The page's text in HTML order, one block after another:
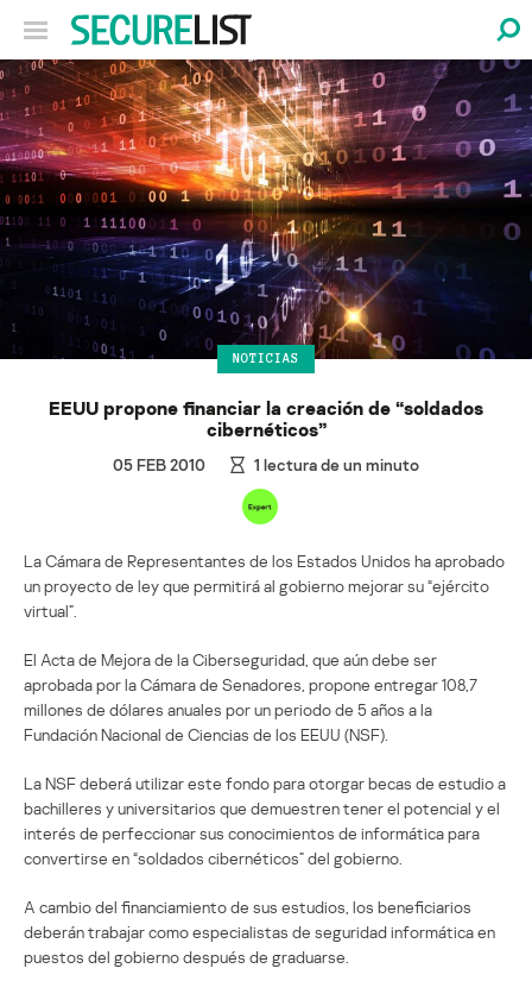
NOTICIAS
EEUU propone financiar la creación de “soldados
cibernéticos”
05 FEB 2010 1 lectura de un minuto
La Cámara de Representantes de los Estados Unidos ha aprobado
un proyecto de ley que permitirá al gobierno mejorar su “ejército
virtual”.
El Acta de Mejora de la Ciberseguridad, que aún debe ser
aprobada por la Cámara de Senadores, propone entregar 108,7
millones de dólares anuales por un periodo de 5 años a la
Fundación Nacional de Ciencias de los EEUU (NSF).
La NSF deberá utilizar este fondo para otorgar becas de estudio a
bachilleres y universitarios que demuestren tener el potencial y el
interés de perfeccionar sus conocimientos de informática para
convertirse en “soldados cibernéticos” del gobierno.
A cambio del financiamiento de sus estudios, los beneficiarios
deberán trabajar como especialistas de seguridad informática en
puestos del gobierno después de graduarse.